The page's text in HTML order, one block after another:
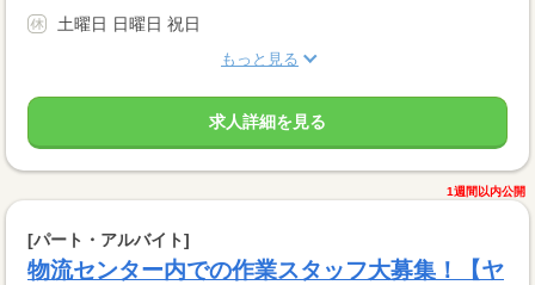
土曜日 日曜日 祝日
もっと見る
求人詳細を見る
1週間以内公開
[パート・アルバイト]
物流センター内での作業スタッフ大募集！【ヤ